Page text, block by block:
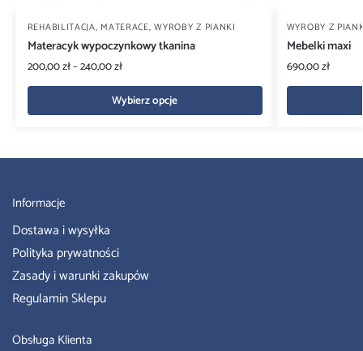
REHABILITACJA, MATERACE,WYROBY Z PIANKI
Materacyk wypoczynkowy tkanina
200,00zł–240,00zł
Wybierz opcje
WYROBY Z
Mebelki maxi
690,00zł
Informacje
Dostawa i wysyłka
Polityka prywatności
Zasady i warunki zakupów
Regulamin Sklepu
Obsługa Klienta